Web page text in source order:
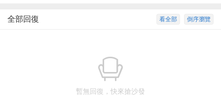
倒序瀏覽
看全部
全部回復
暫無回復，快來搶沙發